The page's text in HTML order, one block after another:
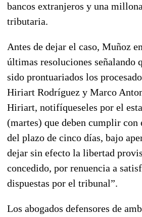
bancos extranjeros y una
tributaria.
Antes de dejar el caso, Muñoz
últimas resoluciones señalando
sido prontuariados los
Hiriart Rodríguez y Marco
Hiriart, notifíqueseles por el
(martes) que deben cumplir con
del plazo de cinco días, bajo
dejar sin efecto la libertad
concedido, por renuencia a
dispuestas por el tribunal”.
Los abogados defensores de